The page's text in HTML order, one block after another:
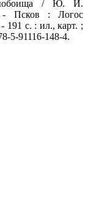
побоища / Ю. И.
- Псков : Логос
191 с. : ил., карт. ;
5-91116-148-4.